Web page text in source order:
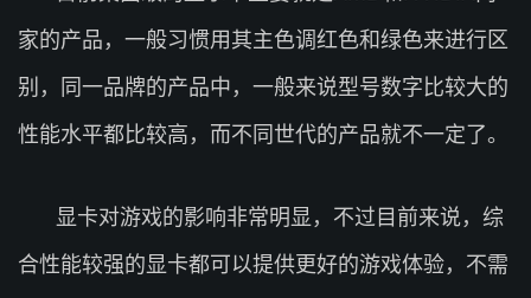
家的产品，一般习惯用其主色调红色和绿色来进行区
别，同一品牌的产品中，一般来说型号数字比较大的
性能水平都比较高，而不同世代的产品就不一定了。
显卡对游戏的影响非常明显，不过目前来说，综
合性能较强的显卡都可以提供更好的游戏体验，不需